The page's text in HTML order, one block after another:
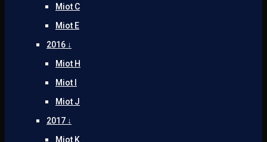
Miot C
Miot E
2016 ↓
Miot H
Miot I
Miot J
2017 ↓
Miot K